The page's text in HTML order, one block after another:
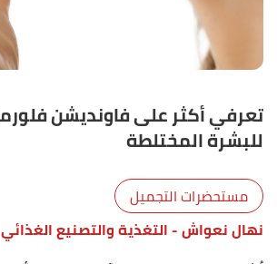
للبشرة المختلطة
مستحضرات التجميل
نهال نعواش- التغذية والتصنيع الغذائي